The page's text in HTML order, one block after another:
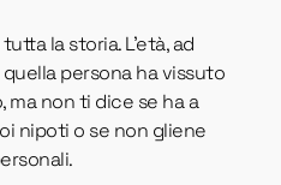
la storia. L'età, ad
persona ha vissuto
non ti dice se ha a
nipoti o se non gliene